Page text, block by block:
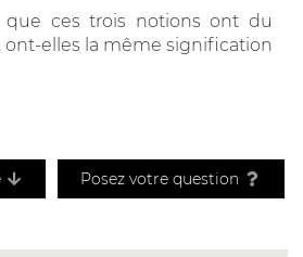
que ces trois notions ont du
ont-elles la même signification
Posez votre question